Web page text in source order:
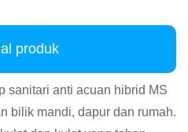
produk
sanitari anti acuan hibrid MS
bilik mandi, dapur dan rumah.